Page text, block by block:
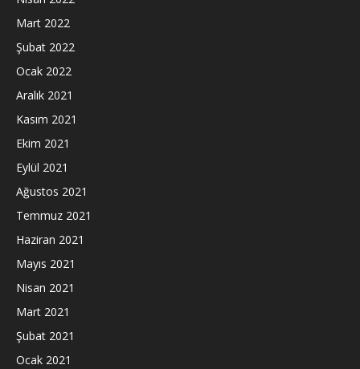
Mart 2022
Şubat 2022
Ocak 2022
Aralık 2021
Kasım 2021
Ekim 2021
Eylül 2021
Ağustos 2021
Temmuz 2021
Haziran 2021
Mayıs 2021
Nisan 2021
Mart 2021
Şubat 2021
Ocak 2021